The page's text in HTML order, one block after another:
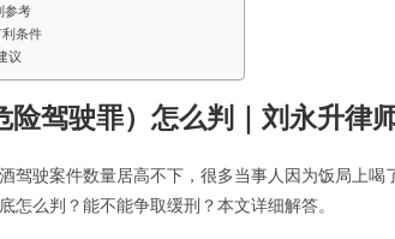
参考
条件
议
险驾驶罪）怎么判｜刘永升律
驾驶案件数量居高不下，很多当事人因为饭局上
怎么判？能不能争取缓刑？本文详细解答。